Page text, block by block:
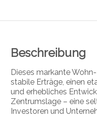
Beschreibung
Dieses markante
stabile Erträge, einen
und erhebliches
Zentrumslage – eine
Investoren und